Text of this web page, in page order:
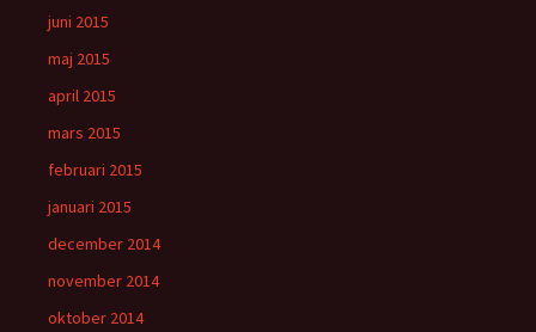
juni 2015
maj 2015
april 2015
mars 2015
februari 2015
januari 2015
december 2014
november 2014
oktober 2014